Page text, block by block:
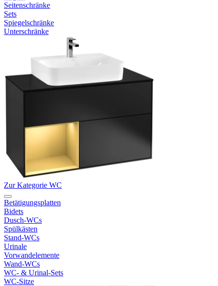
Seitenschränke
Sets
Spiegelschränke
Unterschränke
Zur Kategorie WC
Betätigungsplatten
Bidets
Dusch-WCs
Spülkästen
Stand-WCs
Urinale
Vorwandelemente
Wand-WCs
WC- & Urinal-Sets
WC-Sitze